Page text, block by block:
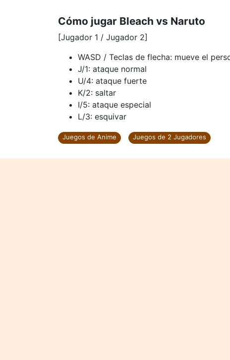
Cómo jugar Bleach vs Naruto
[Jugador 1 / Jugador 2]
WASD / Teclas de flecha: mueve el
J/1: ataque normal
U/4: ataque fuerte
K/2: saltar
I/5: ataque especial
L/3: esquivar
Juegos de Anime Juegos de 2 Jugadores